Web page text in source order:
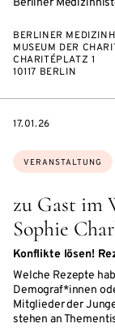
Berliner
BERLINER
MUSEUM DER
CHARITÉPLATZ 1
10117 BERLIN
zu Gast im
Sophie
Konflikte lösen!
Welche Rezepte
Demograf*innen
Mitglieder der
stehen an
Themen:
VERANSTALTUNG
EVENTBEGINSON
17.01.26